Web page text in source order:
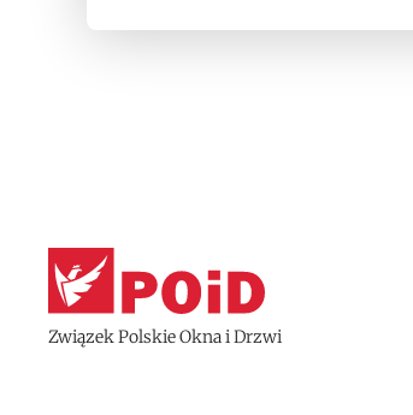
Związek Polskie Okna i Drzwi